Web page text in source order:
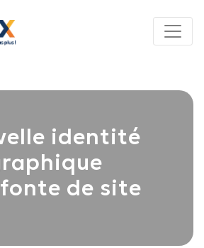
identité
de site
des cookies